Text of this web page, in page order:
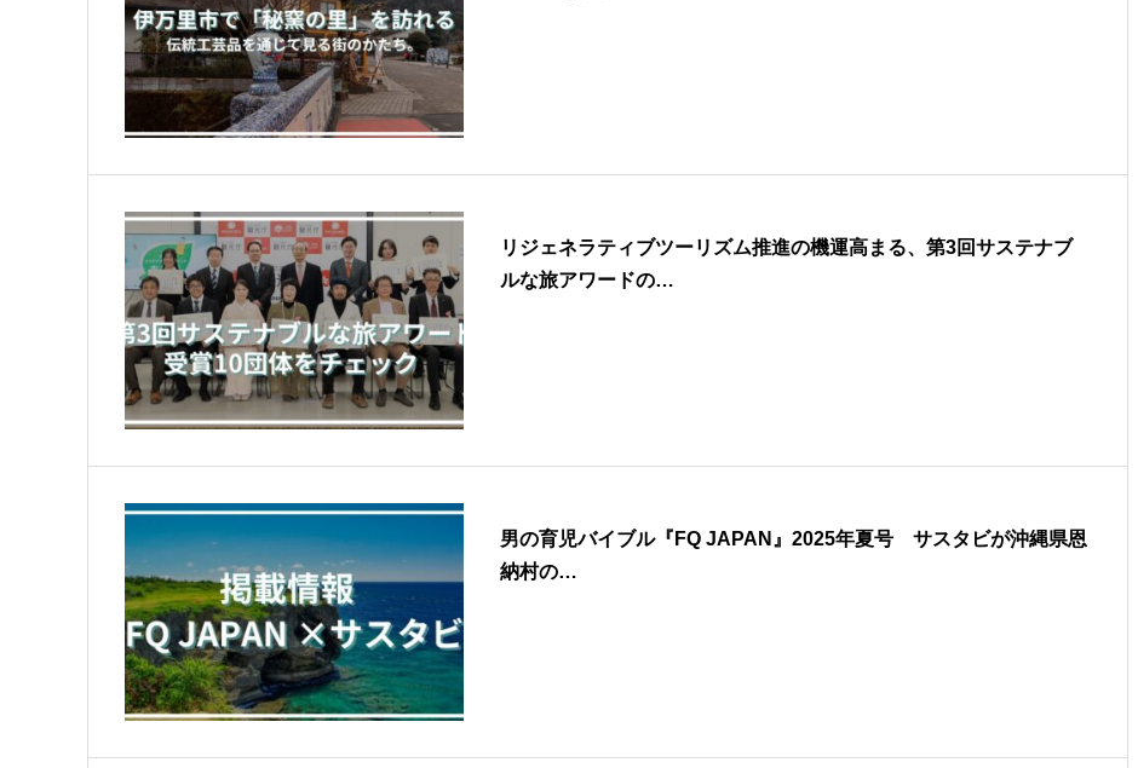
リジェネラティブツーリズム推進の機運高まる、第3回サステナブ
ルな旅アワードの…
男の育児バイブル『FQ JAPAN』2025年夏号 サスタビが沖縄県恩
納村の…